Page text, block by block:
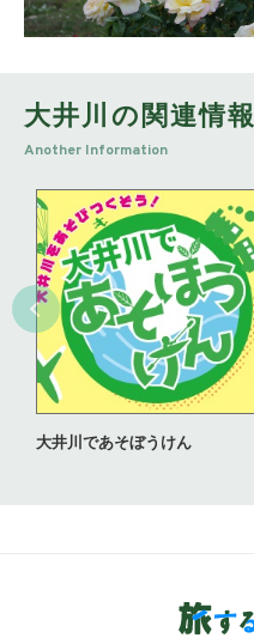
大井川の関連情報
Another Information
大井川であそぼうけん